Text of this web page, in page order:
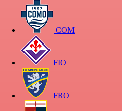
COM
FIO
FRO